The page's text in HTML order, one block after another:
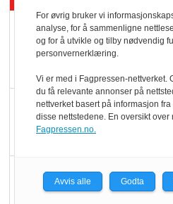
Mat er
pris
velger
Ti
oktan
For øvrig bruker vi
analyse, for å sammenligne
og for å utvikle og tilby nødvendig
personvernerklæring.
Vi er med i Fagpressen-nettverket.
du få relevante annonser på
nettverket basert på informasjon
disse nettstedene. En oversikt
Fagpressen.no.
Avvis alle Godta